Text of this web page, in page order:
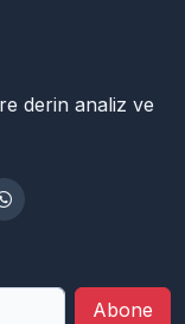
derin analiz ve
Abone